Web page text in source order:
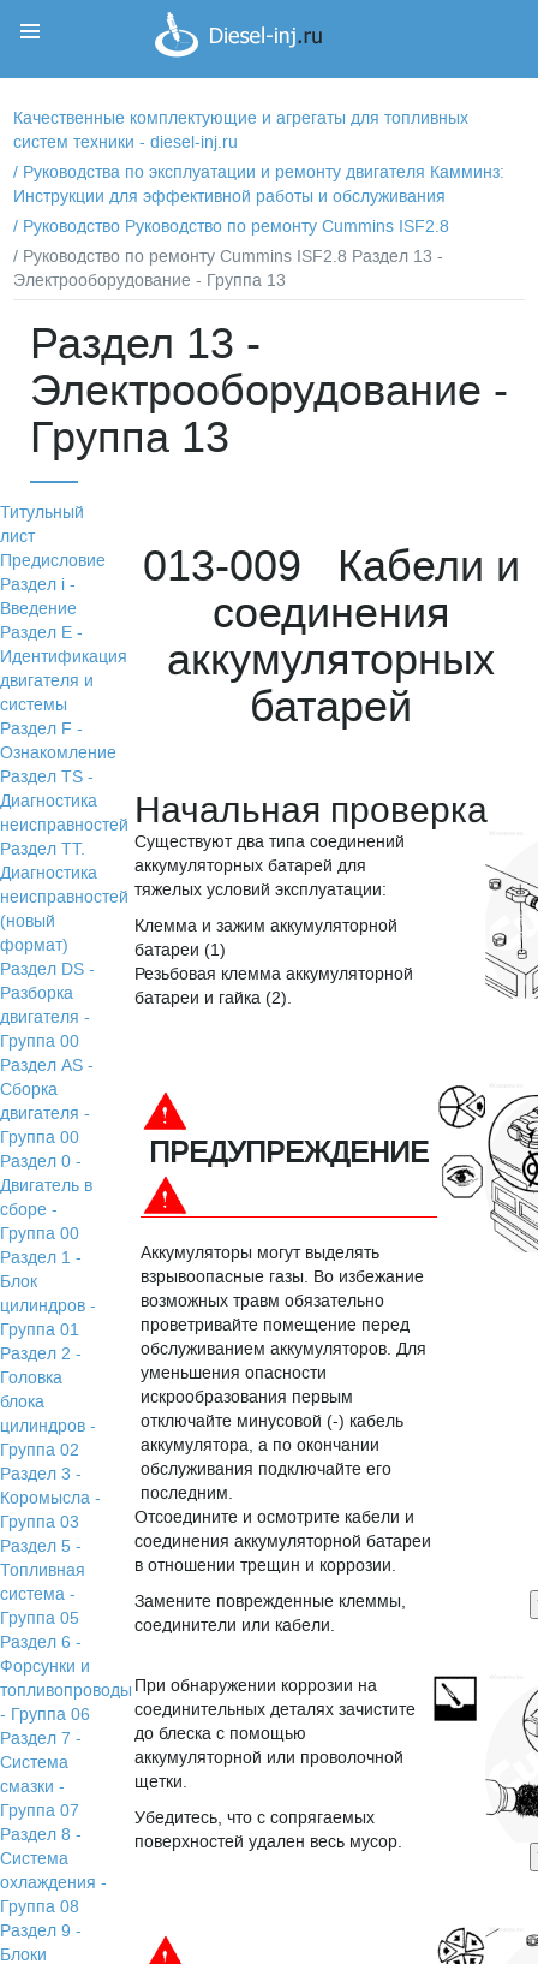
Качественные комплектующие и агрегаты для топливных
систем техники - diesel-inj.ru
/ Руководства по эксплуатации и ремонту двигателя Камминз:
Инструкции для эффективной работы и обслуживания
/ Руководство Руководство по ремонту Cummins ISF2.8
/ Руководство по ремонту Cummins ISF2.8 Раздел 13 -
Электрооборудование - Группа 13
Раздел 13 -
Электрооборудование -
Группа 13
Титульный
лист
Предисловие
Раздел i -
Введение
Раздел Е -
Идентификация
двигателя и
системы
Раздел F -
Ознакомление
Раздел TS -
Диагностика
неисправностей
Раздел TТ.
Диагностика
неисправностей
(новый
формат)
Раздел DS -
Разборка
двигателя -
Группа 00
Раздел АS -
Сборка
двигателя -
Группа 00
Раздел 0 -
Двигатель в
сборе -
Группа 00
Раздел 1 -
Блок
цилиндров -
Группа 01
Раздел 2 -
Головка
блока
цилиндров -
Группа 02
Раздел 3 -
Коромысла -
Группа 03
Раздел 5 -
Топливная
система -
Группа 05
Раздел 6 -
Форсунки и
топливопроводы
- Группа 06
Раздел 7 -
Система
смазки -
Группа 07
Раздел 8 -
Система
охлаждения -
Группа 08
Раздел 9 -
Блоки
013-009 Кабели и
соединения
аккумуляторных
батарей
Начальная проверка
Существуют два типа соединений
аккумуляторных батарей для
тяжелых условий эксплуатации:
Клемма и зажим аккумуляторной
батареи (1)
Резьбовая клемма аккумуляторной
батареи и гайка (2).
ПРЕДУПРЕЖДЕНИЕ
Аккумуляторы могут выделять
взрывоопасные газы. Во избежание
возможных травм обязательно
проветривайте помещение перед
обслуживанием аккумуляторов. Для
уменьшения опасности
искрообразования первым
отключайте минусовой (-) кабель
аккумулятора, а по окончании
обслуживания подключайте его
последним.
Отсоедините и осмотрите кабели и
соединения аккумуляторной батареи
в отношении трещин и коррозии.
Замените поврежденные клеммы,
соединители или кабели.
При обнаружении коррозии на
соединительных деталях зачистите
до блеска с помощью
аккумуляторной или проволочной
щетки.
Убедитесь, что с сопрягаемых
поверхностей удален весь мусор.